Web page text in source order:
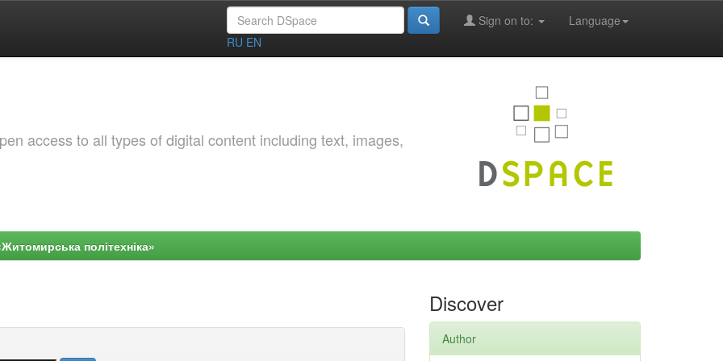
Language
Sign on to:
RU EN
access to all types of digital content including text, images,
політехніка»
Discover
Author